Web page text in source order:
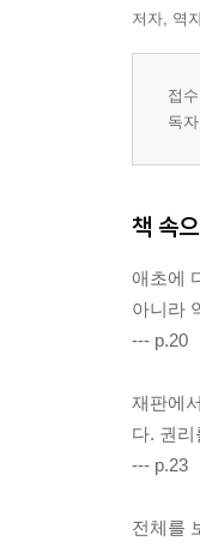
저자, 역
접
독
책 속
애초에
아니라
--- p.20
재판에
다. 권
--- p.23
전체를